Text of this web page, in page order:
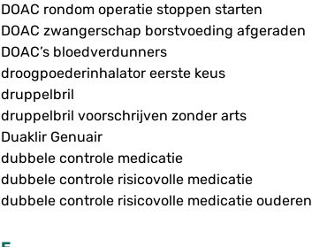
DOAC rondom operatie stoppen starten
DOAC zwangerschap borstvoeding afgeraden
DOAC’s bloedverdunners
droogpoederinhalator eerste keus
druppelbril
druppelbril voorschrijven zonder arts
Duaklir Genuair
dubbele controle medicatie
dubbele controle risicovolle medicatie
dubbele controle risicovolle medicatie ouderen